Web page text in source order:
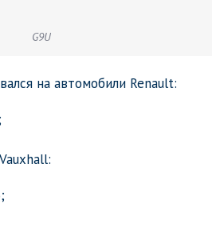
G9U
на автомобили Renault: